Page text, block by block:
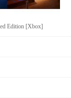
Edition [Xbox]